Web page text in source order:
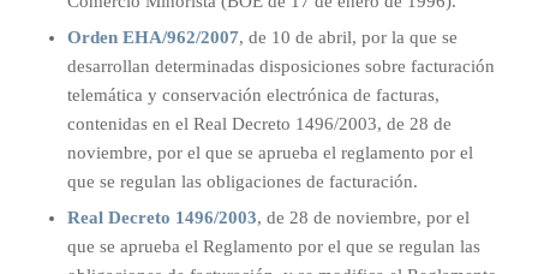
Orden EHA/962/2007, de 10 de abril, por la que se
desarrollan determinadas disposiciones sobre facturación
telemática y conservación electrónica de facturas,
contenidas en el Real Decreto 1496/2003, de 28 de
noviembre, por el que se aprueba el reglamento por el
que se regulan las obligaciones de facturación.
Real Decreto 1496/2003, de 28 de noviembre, por el
que se aprueba el Reglamento por el que se regulan las